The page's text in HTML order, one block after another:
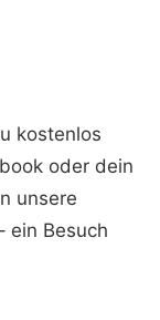
kostenlos
oder dein
unsere
ein Besuch